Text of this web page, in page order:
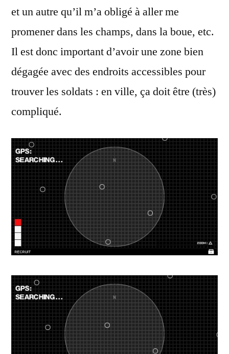
et un autre qu’il m’a obligé à aller me
promener dans les champs, dans la boue, etc.
Il est donc important d’avoir une zone bien
dégagée avec des endroits accessibles pour
trouver les soldats : en ville, ça doit être (très)
compliqué.